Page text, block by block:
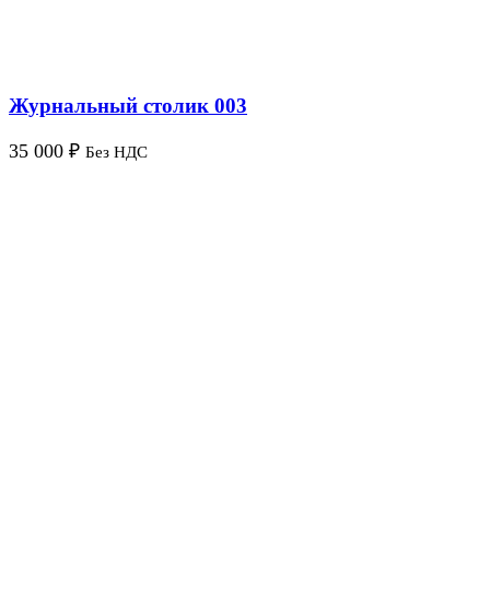
Журнальный столик 003
35 000 ₽ Без НДС